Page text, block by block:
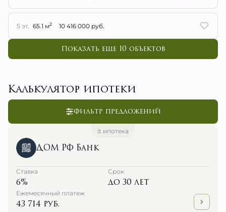
5 эт. 65.1 м2 10 416 000 руб.
Показать еще 10 объектов
Калькулятор ипотеки
Фильтр предложений
it ипотека
ДОМ РФ Банк
Ставка
6%
Срок
до 30 лет
Ежемесячный платеж
43 714 руб.